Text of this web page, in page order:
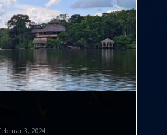
3, 2024